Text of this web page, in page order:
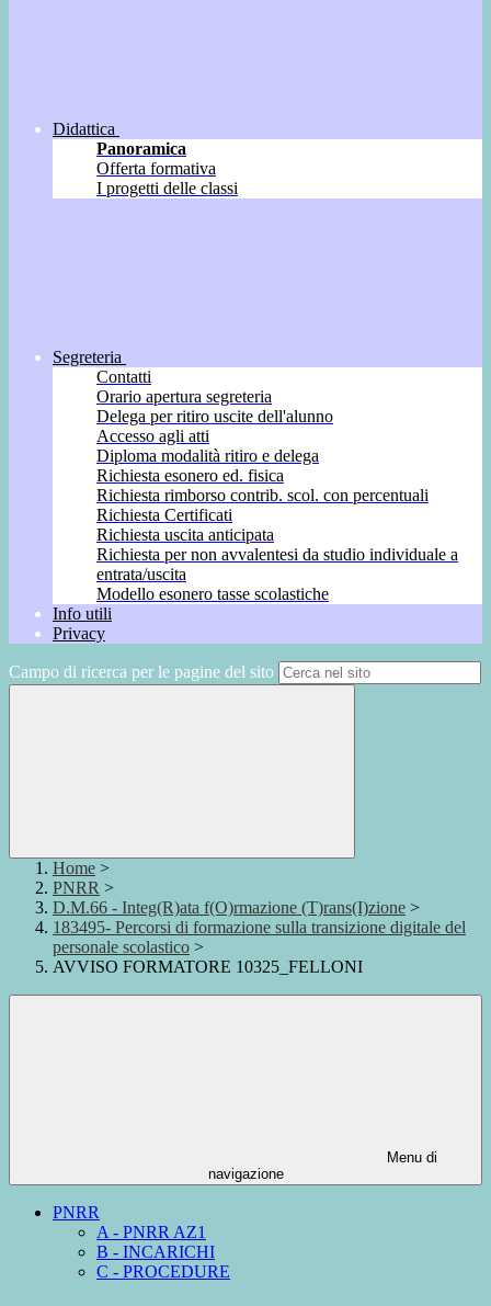
Didattica
Panoramica
Offerta formativa
I progetti delle classi
Segreteria
Contatti
Orario apertura segreteria
Delega per ritiro uscite dell'alunno
Accesso agli atti
Diploma modalità ritiro e delega
Richiesta esonero ed. fisica
Richiesta rimborso contrib. scol. con percentuali
Richiesta Certificati
Richiesta uscita anticipata
Richiesta per non avvalentesi da studio individuale a
entrata/uscita
Modello esonero tasse scolastiche
Info utili
Privacy
Campo di ricerca per le pagine del sito
Home >
PNRR >
D.M.66 - Integ(R)ata f(O)rmazione (T)rans(I)zione >
183495- Percorsi di formazione sulla transizione digitale del
personale scolastico >
AVVISO FORMATORE 10325_FELLONI
Menu di
navigazione
PNRR
A - PNRR AZ1
B - INCARICHI
C - PROCEDURE